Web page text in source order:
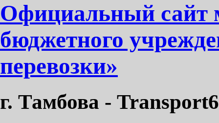
Официальный сайт
бюджетного
перевозки»
г. Тамбова -